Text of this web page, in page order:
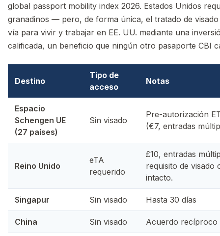
global passport mobility index 2026. Estados Unidos
granadinos — pero, de forma única, el tratado de
vía para vivir y trabajar en EE. UU. mediante una
calificada, un beneficio que ningún otro pasaporte CBI
Destino
Tipo de
acceso
Notas
Espacio
Schengen UE
(27 países)
Sin visado
Pre-autorización
(€7, entradas
Reino Unido
eTA
requerido
£10, entradas
requisito de visado
intacto.
Singapur Sin visado Hasta 30 días
China Sin visado Acuerdo recíproco